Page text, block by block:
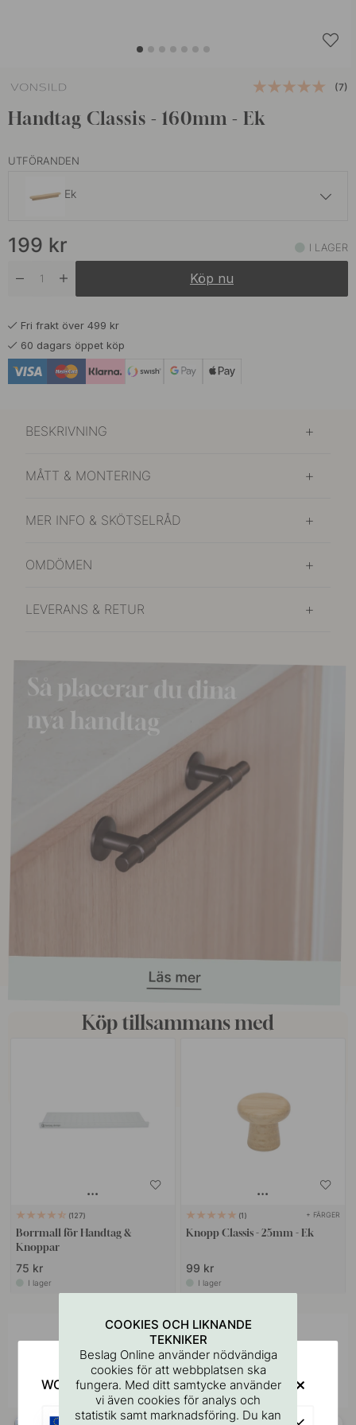
(7)
Handtag Classis - 160mm - Ek
UTFÖRANDEN
Ek
Valnöt I lager
199 kr I LAGER
Köp nu
Fri frakt över 499 kr
60 dagars öppet köp
BESKRIVNING
MÅTT & MONTERING
MER INFO & SKÖTSELRÅD
OMDÖMEN
LEVERANS & RETUR
Köp tillsammans med
127
Borrmall för Handtag &
Knoppar
75 kr
I lager
1 + FÄRGER
Knopp Classis - 25mm - Ek
99 kr
I lager
Inspireras av andra
Tagga dina bilder med #beslagonline &
@beslagonline för att synas här!
COOKIES OCH LIKNANDE
TEKNIKER
Beslag Online använder nödvändiga
cookies för att webbplatsen ska
fungera. Med ditt samtycke använder
vi även cookies för analys och
statistik samt marknadsföring. Du kan
WOULD YOU RATHER VISIT?